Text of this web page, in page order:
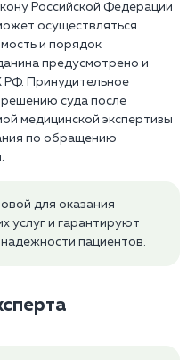
Российской Федерации
осуществляться
и порядок
предусмотрено и
РФ. Принудительное
суда после
медицинской экспертизы
по обращению
для оказания
услуг и гарантируют
пациентов.